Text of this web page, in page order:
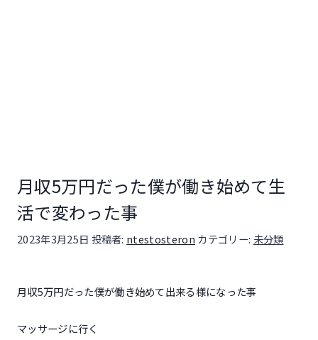
月収5万円だった僕が働き始めて生
活で変わった事
投稿日:
2023年3月25日 投稿者: ntestosteron カテゴリー: 未分類
月収5万円だった僕が働き始めて出来る様になった事
マッサージに行く